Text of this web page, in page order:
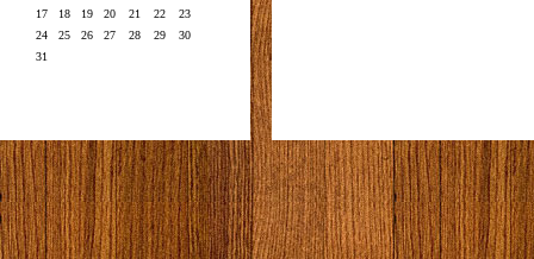
17
18 19 20 21 22
23
24
25 26 27 28 29
30
31